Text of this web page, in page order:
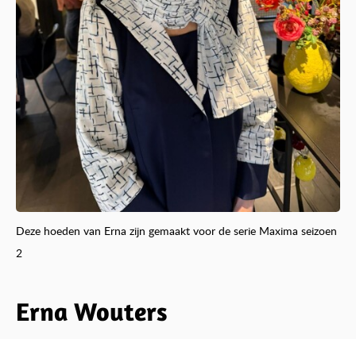
Deze hoeden van Erna zijn gemaakt voor de serie Maxima seizoen
2
Erna Wouters